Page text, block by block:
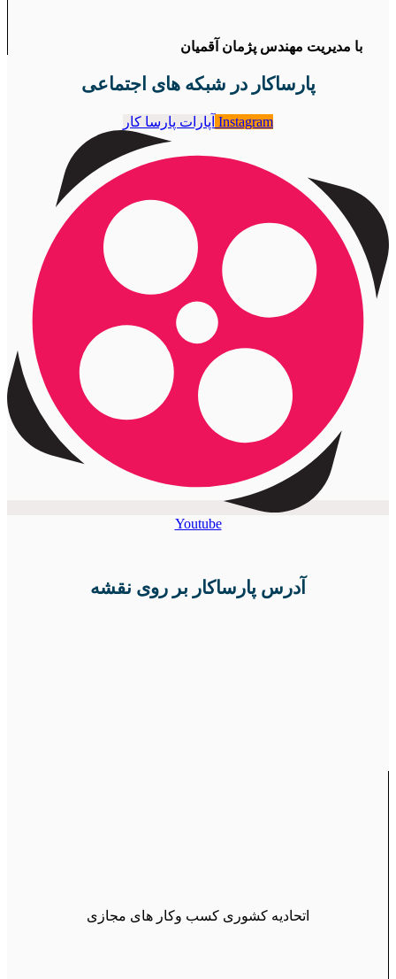
با مدیریت مهندس پژمان آقمیان
پارساکار در شبکه های اجتماعی
Instagram آپارات پارسا کار
Youtube
آدرس پارساکار بر روی نقشه
اتحادیه کشوری کسب وکار های مجازی